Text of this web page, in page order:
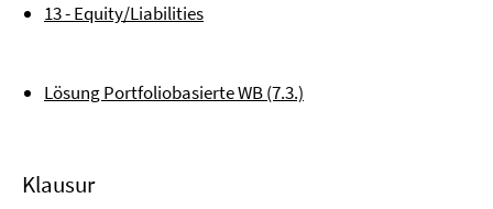
13 - Equity/Liabilities
Lösung Portfoliobasierte WB (7.3.)
Klausur